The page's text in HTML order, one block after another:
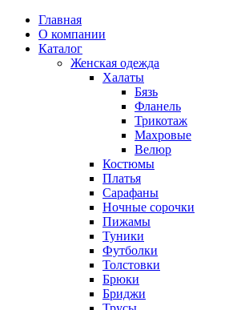
Главная
О компании
Каталог
Женская одежда
Халаты
Бязь
Фланель
Трикотаж
Махровые
Велюр
Костюмы
Платья
Сарафаны
Ночные сорочки
Пижамы
Туники
Футболки
Толстовки
Брюки
Бриджи